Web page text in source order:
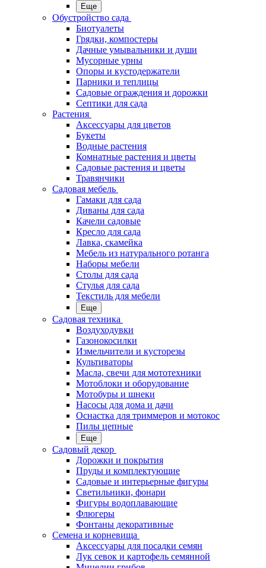
Еще
Обустройство сада
Биотуалеты
Грядки, компостеры
Дачные умывальники и души
Мусорные урны
Опоры и кустодержатели
Парники и теплицы
Садовые ограждения и дорожки
Септики для сада
Растения
Аксессуары для цветов
Букеты
Водные растения
Комнатные растения и цветы
Садовые растения и цветы
Травянчики
Садовая мебель
Гамаки для сада
Диваны для сада
Качели садовые
Кресло для сада
Лавка, скамейка
Мебель из натурального ротанга
Наборы мебели
Столы для сада
Стулья для сада
Текстиль для мебели
Еще
Садовая техника
Воздуходувки
Газонокосилки
Измельчители и кусторезы
Культиваторы
Масла, свечи для мототехники
Мотоблоки и оборудование
Мотобуры и шнеки
Насосы для дома и дачи
Оснастка для триммеров и мотокос
Пилы цепные
Еще
Садовый декор
Дорожки и покрытия
Пруды и комплектующие
Садовые и интерьерные фигуры
Светильники, фонари
Фигуры водоплавающие
Флюгеры
Фонтаны декоративные
Семена и корневища
Аксессуары для посадки семян
Лук севок и картофель семянной